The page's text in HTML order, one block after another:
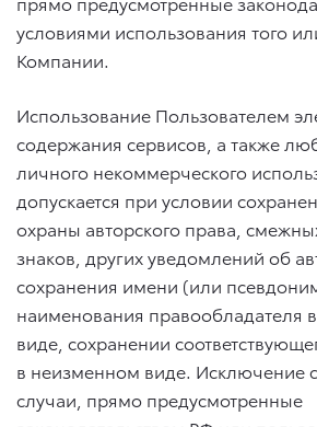
условиями использования того
Компании.
Использование Пользователем
содержания сервисов, а также
личного некоммерческого
допускается при условии
охраны авторского права,
знаков, других уведомлений об
сохранения имени (или
наименования правообладателя
виде, сохранении
в неизменном виде. Исключение
случаи, прямо предусмотренные